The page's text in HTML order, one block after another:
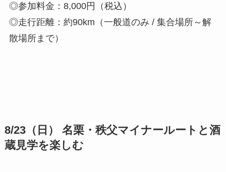
◎参加料金：8,000円（税込）
◎走行距離：約90km（一般道のみ / 集合場所～解
散場所まで）
8/23（日） 名栗・秩父マイナールートと酒
蔵見学を楽しむ